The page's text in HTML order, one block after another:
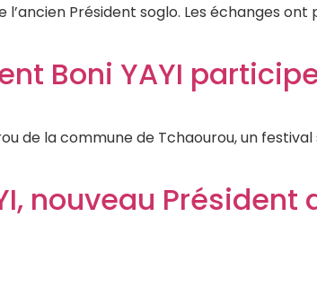
l’ancien Président soglo. Les échanges
Boni YAYI
de la commune de Tchaourou, un festival
nouveau Président